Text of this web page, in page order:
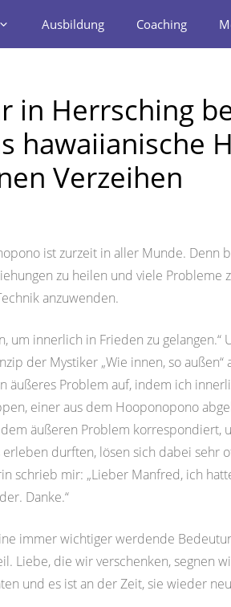
Ausbildung Coaching
in Herrsching
hawaiianische
Verzeihen
ist zurzeit in aller Munde. Denn
zu heilen und viele Probleme
anzuwenden.
um innerlich in Frieden zu gelangen.“
der Mystiker „Wie innen, so außen“
äußeres Problem auf, indem ich
einer aus dem Hooponopono
äußeren Problem korrespondiert,
durften, lösen sich dabei sehr
schrieb mir: „Lieber Manfred, ich
Danke.“
immer wichtiger werdende
Liebe, die wir verschenken, segnen
und es ist an der Zeit, sie wieder